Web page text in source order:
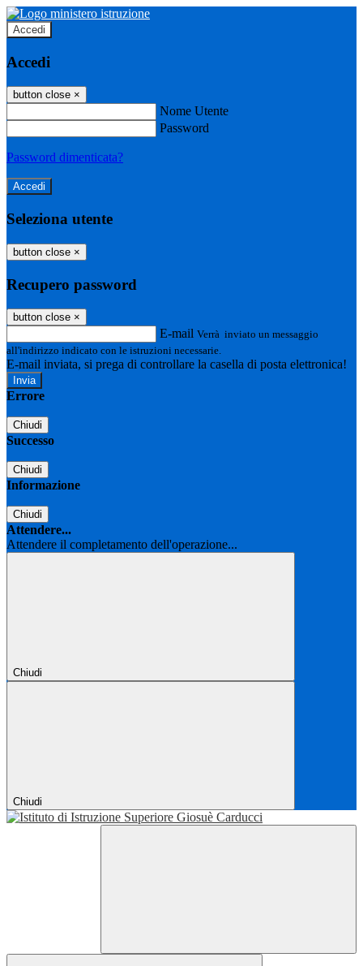
Accedi
Accedi
button close ×
Nome Utente
Password
Password dimenticata?
Seleziona utente
button close ×
Recupero password
button close ×
E-mail Verrà inviato un messaggio
all'indirizzo indicato con le istruzioni necessarie.
E-mail inviata, si prega di controllare la casella di posta elettronica!
Errore
Chiudi
Successo
Chiudi
Informazione
Chiudi
Attendere...
Attendere il completamento dell'operazione...
Chiudi
Chiudi